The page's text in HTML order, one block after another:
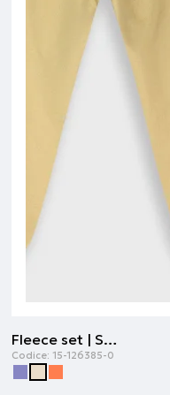
Fleece set | SAFARI
Codice: 15-126385-0